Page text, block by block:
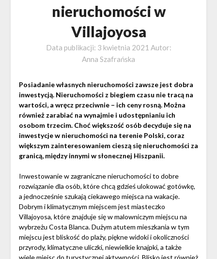
nieruchomości w
Villajoyosa
Data publikacji: 3 kwietnia 2021 Autor:
Anna Szafrańska
Posiadanie własnych nieruchomości zawsze jest dobra
inwestycją. Nieruchomości z biegiem czasu nie tracą na
wartości, a wręcz przeciwnie – ich ceny rosną. Można
również zarabiać na wynajmie i udostępnianiu ich
osobom trzecim. Choć większość osób decyduje się na
inwestycje w nieruchomości na terenie Polski, coraz
większym zainteresowaniem cieszą się nieruchomości za
granicą, między innymi w słonecznej Hiszpanii.
Inwestowanie w zagraniczne nieruchomości to dobre
rozwiązanie dla osób, które chcą gdzieś ulokować gotówkę,
a jednocześnie szukają ciekawego miejsca na wakacje.
Dobrym i klimatycznym miejscem jest miasteczko
Villajoyosa, które znajduje się w malowniczym miejscu na
wybrzeżu Costa Blanca. Dużym atutem mieszkania w tym
miejscu jest bliskość do plaży, piękne widoki i okoliczności
przyrody, klimatyczne uliczki, niewielkie knajpki, a także
wiele miejsc do turystycznej aktywności. Blisko jest również